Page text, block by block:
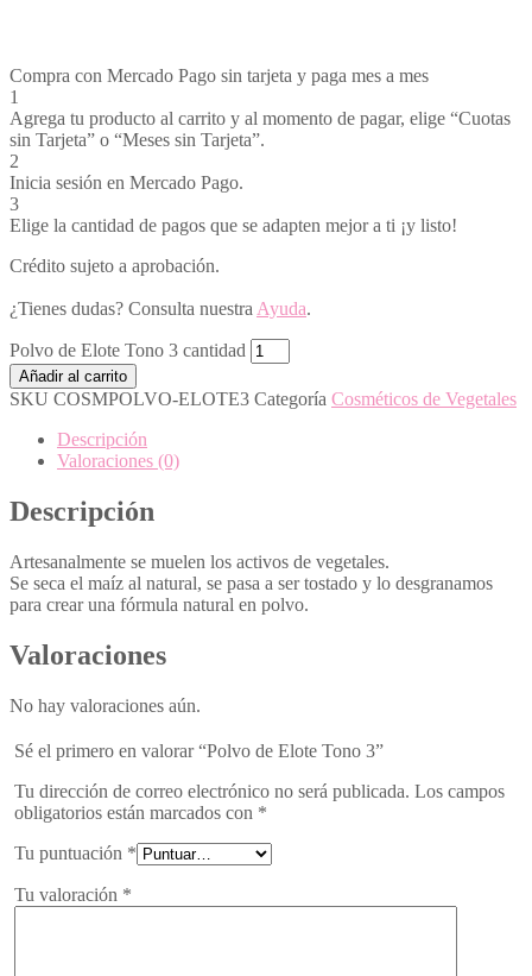
Compra con Mercado Pago sin tarjeta y paga mes a mes
1
Agrega tu producto al carrito y al momento de pagar, elige “Cuotas
sin Tarjeta” o “Meses sin Tarjeta”.
2
Inicia sesión en Mercado Pago.
3
Elige la cantidad de pagos que se adapten mejor a ti ¡y listo!
Crédito sujeto a aprobación.
¿Tienes dudas? Consulta nuestra Ayuda.
Polvo de Elote Tono 3 cantidad
Añadir al carrito
SKU COSMPOLVO-ELOTE3 Categoría Cosméticos de Vegetales
Descripción
Valoraciones (0)
Descripción
Artesanalmente se muelen los activos de vegetales.
Se seca el maíz al natural, se pasa a ser tostado y lo desgranamos
para crear una fórmula natural en polvo.
Valoraciones
No hay valoraciones aún.
Sé el primero en valorar “Polvo de Elote Tono 3”
Tu dirección de correo electrónico no será publicada. Los campos
obligatorios están marcados con *
Tu puntuación *
Tu valoración *